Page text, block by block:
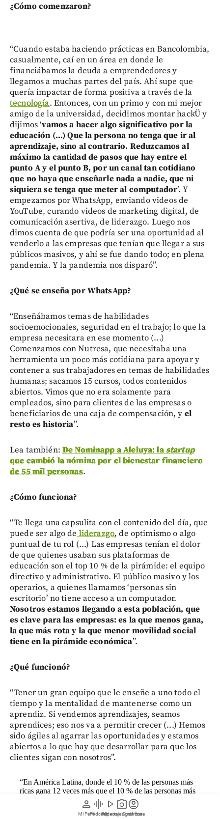
person
Mi Perfil
graphic_eq
Pódcast
play_arrow
Videos
photo_camera
Reportajes gráficos
account_circle
Suscríbete
¿Cómo comenzaron?
“Cuando estaba haciendo prácticas en Bancolombia,
casualmente, caí en un área en donde le
financiábamos la deuda a emprendedores y
llegamos a muchas partes del país. Ahí supe que
quería impactar de forma positiva a través de la
tecnología. Entonces, con un primo y con mi mejor
amigo de la universidad, decidimos montar hackÜ y
dijimos ‘vamos a hacer algo significativo por la
educación (...) Que la persona no tenga que ir al
aprendizaje, sino al contrario. Reduzcamos al
máximo la cantidad de pasos que hay entre el
punto A y el punto B, por un canal tan cotidiano
que no haya que enseñarle nada a nadie, que ni
siquiera se tenga que meter al computador’. Y
empezamos por WhatsApp, enviando videos de
YouTube, curando videos de marketing digital, de
comunicación asertiva, de liderazgo. Luego nos
dimos cuenta de que podría ser una oportunidad al
venderlo a las empresas que tenían que llegar a sus
públicos masivos, y ahí se fue dando todo; en plena
pandemia. Y la pandemia nos disparó”.
¿Qué se enseña por WhatsApp?
“Enseñábamos temas de habilidades
socioemocionales, seguridad en el trabajo; lo que la
empresa necesitara en ese momento (...)
Comenzamos con Nutresa, que necesitaba una
herramienta un poco más cotidiana para apoyar y
contener a sus trabajadores en temas de habilidades
humanas; sacamos 15 cursos, todos contenidos
abiertos. Vimos que no era solamente para
empleados, sino para clientes de las empresas o
beneficiarios de una caja de compensación, y el
resto es historia”.
Lea también: De Nominapp a Aleluya: lastartup
que cambió la nómina por el bienestar financiero
de 55 mil personas.
¿Cómo funciona?
“Te llega una capsulita con el contenido del día, que
puede ser algo de liderazgo, de optimismo o algo
puntual de tu rol (...) Las empresas tenían el dolor
de que quienes usaban sus plataformas de
educación son el top 10 % de la pirámide: el equipo
directivo y administrativo. El público masivo y los
operarios, a quienes llamamos ‘personas sin
escritorio’ no tiene acceso a un computador.
Nosotros estamos llegando a esta población, que
es clave para las empresas: es la que menos gana,
la que más rota y la que menor movilidad social
tiene en la pirámide económica”.
¿Qué funcionó?
“Tener un gran equipo que le enseñe a uno todo el
tiempo y la mentalidad de mantenerse como un
aprendiz. Si vendemos aprendizajes, seamos
aprendices; eso nos va a permitir crecer (...) Hemos
sido ágiles al agarrar las oportunidades y estamos
abiertos a lo que hay que desarrollar para que los
clientes sigan con nosotros”.
“En América Latina, donde el 10 % de las personas más
ricas gana 12 veces más que el 10 % de las personas más
pobres, la desigualdad se da por la falta de acceso a